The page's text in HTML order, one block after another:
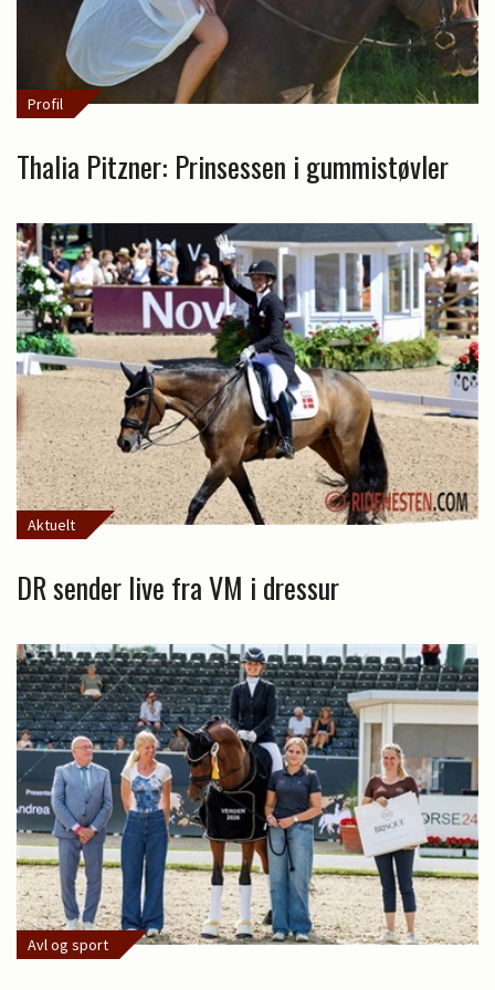
Profil
Thalia Pitzner: Prinsessen i gummistøvler
Aktuelt
DR sender live fra VM i dressur
Avl og sport